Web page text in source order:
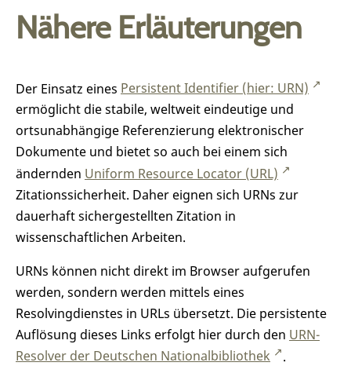
Nähere Erläuterungen
Der Einsatz eines Persistent Identifier (hier: URN)
ermöglicht die stabile, weltweit eindeutige und
ortsunabhängige Referenzierung elektronischer
Dokumente und bietet so auch bei einem sich
ändernden Uniform Resource Locator (URL)
Zitationssicherheit. Daher eignen sich URNs zur
dauerhaft sichergestellten Zitation in
wissenschaftlichen Arbeiten.
URNs können nicht direkt im Browser aufgerufen
werden, sondern werden mittels eines
Resolvingdienstes in URLs übersetzt. Die persistente
Auflösung dieses Links erfolgt hier durch den URN-
Resolver der Deutschen Nationalbibliothek
.